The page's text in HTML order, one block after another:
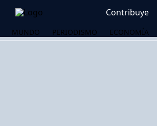
Contribuye
MUNDO PERIODISMO ECONOMÍA